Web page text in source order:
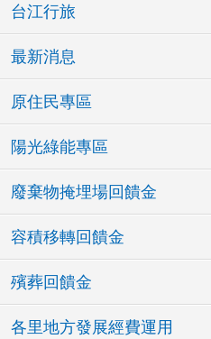
台江行旅
最新消息
原住民專區
陽光綠能專區
廢棄物掩埋場回饋金
容積移轉回饋金
殯葬回饋金
各里地方發展經費運用